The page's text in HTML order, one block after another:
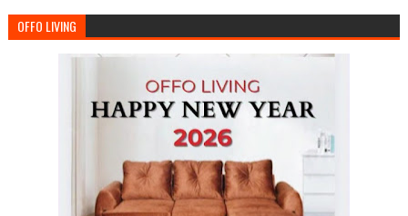
OFFO LIVING